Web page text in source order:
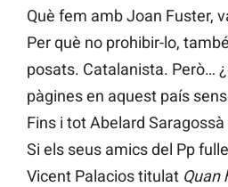
Què fem amb Joan Fuster,
Per què no prohibir-lo,
posats. Catalanista. Però…
pàgines en aquest país
Fins i tot Abelard
Si els seus amics del Pp
Vicent Palacios titulat Quan